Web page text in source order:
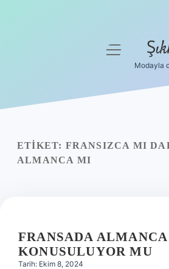
Yasal Uyarı
menüyü
Modayla
ETIKET: FRANSIZCA MI
ALMANCA MI
FRANSADA ALMANCA
KONUSULUYOR MU
Tarih: Ekim 8, 2024